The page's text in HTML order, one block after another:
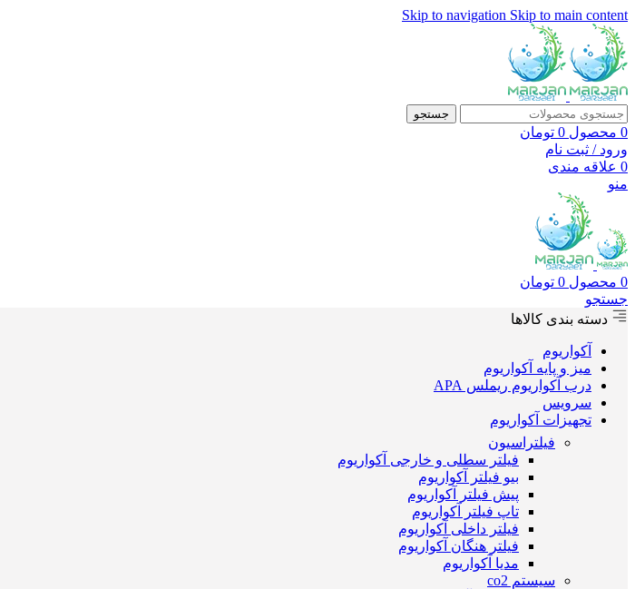
Skip to navigation Skip to main content
جستجو
0 محصول 0 تومان
ورود / ثبت نام
0 علاقه مندی
منو
0 محصول 0 تومان
جستجو
دسته بندی کالاها
آکواریوم
میز و پایه آکواریوم
درب آکواریوم ریملس APA
سرویس
تجهیزات آکواریوم
فیلتراسیون
فیلتر سطلی و خارجی آکواریوم
بیو فیلتر آکواریوم
پیش فیلتر آکواریوم
تاپ فیلتر آکواریوم
فیلتر داخلی آکواریوم
فیلتر هنگان آکواریوم
مدیا آکواریوم
سیستم co2